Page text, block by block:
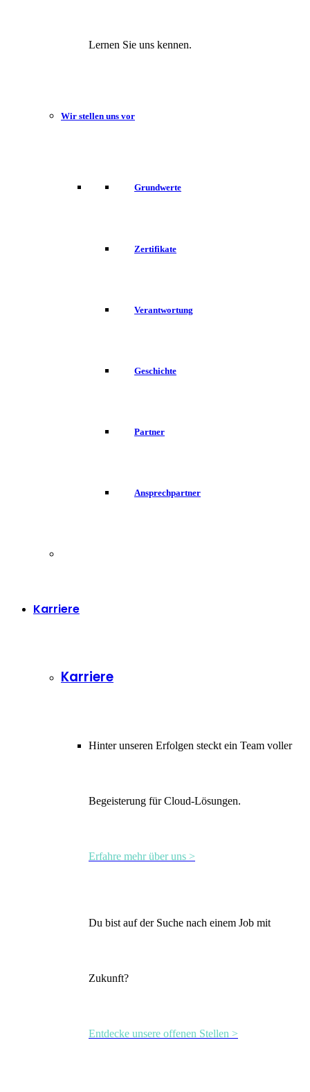
Lernen Sie uns kennen.
Wir stellen uns vor
Grundwerte
Zertifikate
Verantwortung
Geschichte
Partner
Ansprechpartner
Karriere
Karriere
Hinter unseren Erfolgen steckt ein Team voller
Begeisterung für Cloud-Lösungen.
Erfahre mehr über uns >
Du bist auf der Suche nach einem Job mit
Zukunft?
Entdecke unsere offenen Stellen >